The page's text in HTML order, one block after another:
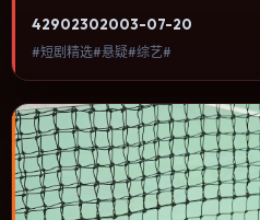
进，节奏与视听语言统一，可作为
42902302003-07-20
#短剧精选#悬疑#综艺#